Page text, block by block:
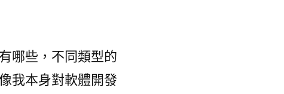
哪些，不同類型的
我本身對軟體開發